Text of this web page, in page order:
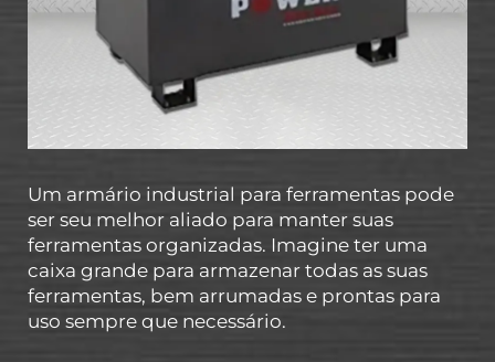
Um armário industrial para ferramentas pode
ser seu melhor aliado para manter suas
ferramentas organizadas. Imagine ter uma
caixa grande para armazenar todas as suas
ferramentas, bem arrumadas e prontas para
uso sempre que necessário.